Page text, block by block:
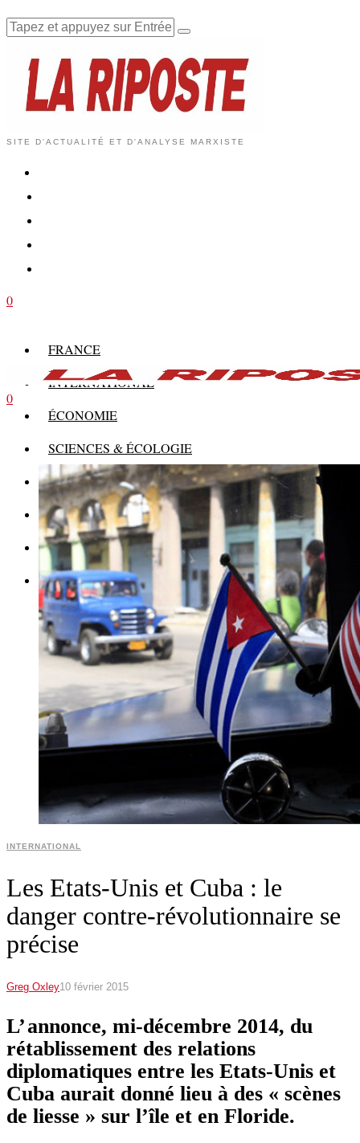
SITE D'ACTUALITÉ ET D'ANALYSE MARXISTE
0
FRANCE
INTERNATIONAL
ÉCONOMIE
SCIENCES & ÉCOLOGIE
HISTOIRE
THÉORIE
CULTURE
MULTIMÉDIAS
0
INTERNATIONAL
Les Etats-Unis et Cuba : le
danger contre-révolutionnaire se
précise
Greg Oxley10 février 2015
L’ annonce, mi-décembre 2014, du
rétablissement des relations
diplomatiques entre les Etats-Unis et
Cuba aurait donné lieu à des « scènes
de liesse » sur l’île et en Floride.